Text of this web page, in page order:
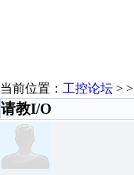
当前位置： 工控论坛 > >
请教I/O